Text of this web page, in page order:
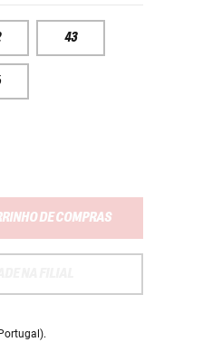
43
DE COMPRAS